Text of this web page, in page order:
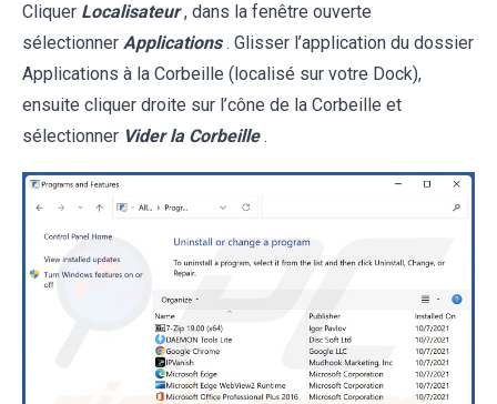
Cliquer Localisateur , dans la fenêtre ouverte
sélectionner Applications . Glisser l’application du dossier
Applications à la Corbeille (localisé sur votre Dock),
ensuite cliquer droite sur l’cône de la Corbeille et
sélectionner Vider la Corbeille .